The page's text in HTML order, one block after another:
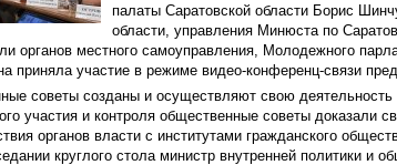
палаты Саратовской области Борис
области, управления Минюста по
органов местного самоуправления, Молодежного
приняла участие в режиме видео-конференц-связи
советы созданы и осуществляют свою
участия и контроля общественные советы доказали
органов власти с институтами гражданского
круглого стола министр внутренней политики и